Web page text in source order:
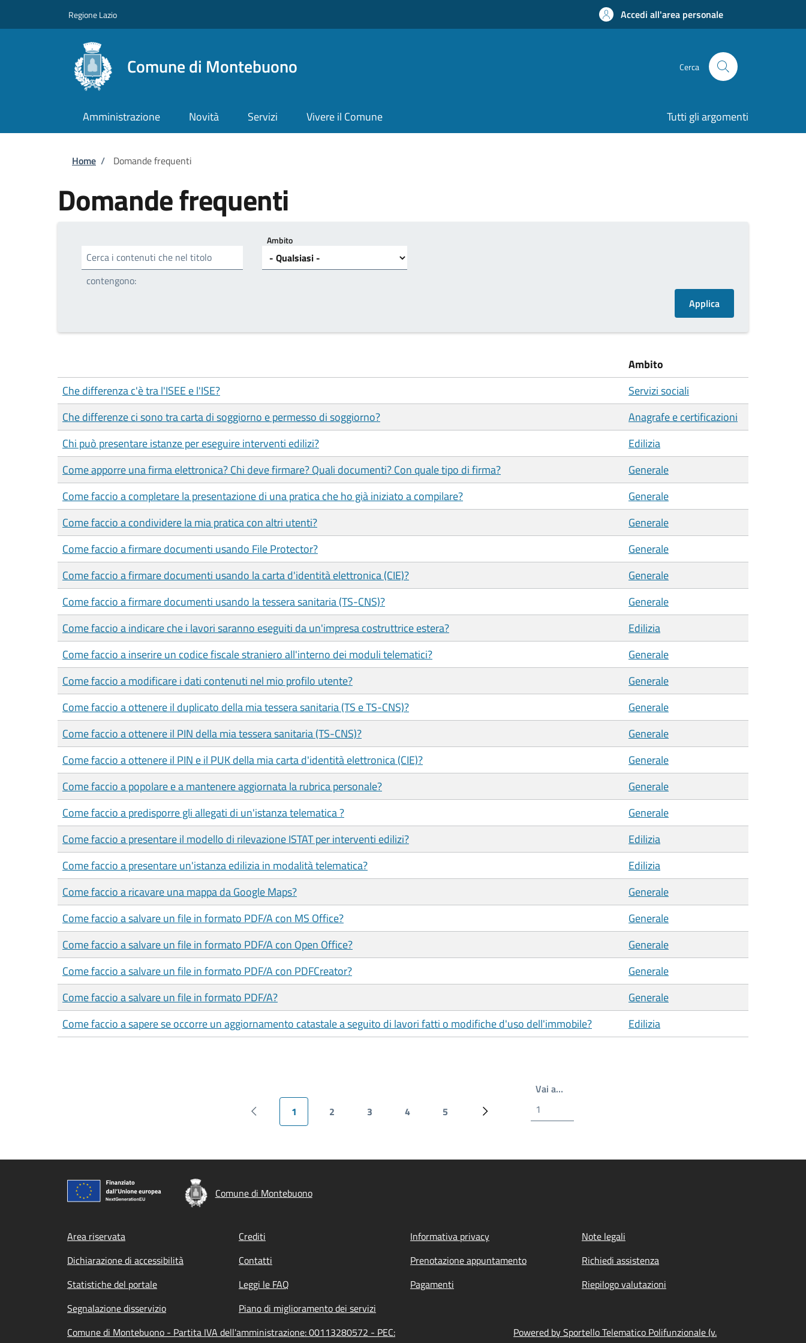
Regione Lazio Accedi all'area personale
Comune di Montebuono Cerca
Amministrazione Novità Servizi Vivere il Comune Tutti gli argomenti
Briciole di pane
Home / Domande frequenti
Domande frequenti
Cerca i contenuti che nel titolo
contengono:
Ambito
Ambito
Che differenza c'è tra l'ISEE e l'ISE?
Servizi sociali
Che differenze ci sono tra carta di soggiorno e permesso di soggiorno?
Anagrafe e certificazioni
Chi può presentare istanze per eseguire interventi edilizi?
Edilizia
Come apporre una firma elettronica? Chi deve firmare? Quali documenti? Con quale tipo di firma?
Generale
Come faccio a completare la presentazione di una pratica che ho già iniziato a compilare?
Generale
Come faccio a condividere la mia pratica con altri utenti?
Generale
Come faccio a firmare documenti usando File Protector?
Generale
Come faccio a firmare documenti usando la carta d'identità elettronica (CIE)?
Generale
Come faccio a firmare documenti usando la tessera sanitaria (TS-CNS)?
Generale
Come faccio a indicare che i lavori saranno eseguiti da un'impresa costruttrice estera?
Edilizia
Come faccio a inserire un codice fiscale straniero all'interno dei moduli telematici?
Generale
Come faccio a modificare i dati contenuti nel mio profilo utente?
Generale
Come faccio a ottenere il duplicato della mia tessera sanitaria (TS e TS-CNS)?
Generale
Come faccio a ottenere il PIN della mia tessera sanitaria (TS-CNS)?
Generale
Come faccio a ottenere il PIN e il PUK della mia carta d'identità elettronica (CIE)?
Generale
Come faccio a popolare e a mantenere aggiornata la rubrica personale?
Generale
Come faccio a predisporre gli allegati di un'istanza telematica ?
Generale
Come faccio a presentare il modello di rilevazione ISTAT per interventi edilizi?
Edilizia
Come faccio a presentare un'istanza edilizia in modalità telematica?
Edilizia
Come faccio a ricavare una mappa da Google Maps?
Generale
Come faccio a salvare un file in formato PDF/A con MS Office?
Generale
Come faccio a salvare un file in formato PDF/A con Open Office?
Generale
Come faccio a salvare un file in formato PDF/A con PDFCreator?
Generale
Come faccio a salvare un file in formato PDF/A?
Generale
Come faccio a sapere se occorre un aggiornamento catastale a seguito di lavori fatti o modifiche d'uso dell'immobile?
Edilizia
Pagina precedente
Pagina attuale
1
Pagina
2
Pagina
3
Pagina
4
Pagina
5
Prossima pagina
Vai a…
Comune di Montebuono
Footer menu
Area riservata Crediti Informativa privacy
Note legali
Dichiarazione di accessibilità
Contatti Prenotazione appuntamento
Richiedi assistenza
Statistiche del portale
Leggi le FAQ Pagamenti
Riepilogo valutazioni
Segnalazione disservizio
Piano di miglioramento dei servizi
Comune di Montebuono - Partita IVA dell'amministrazione: 00113280572 - PEC:
Powered by Sportello Telematico Polifunzionale (v.